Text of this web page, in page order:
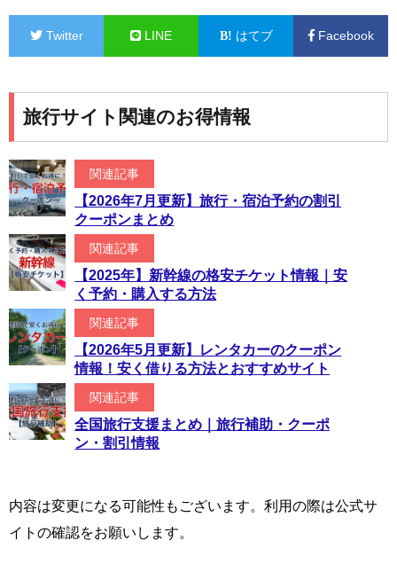
Twitter LINE はてブ Facebook
旅行サイト関連のお得情報
関連記事
【2026年7月更新】旅行・宿泊予約の割引
クーポンまとめ
関連記事
【2025年】新幹線の格安チケット情報｜安
く予約・購入する方法
関連記事
【2026年5月更新】レンタカーのクーポン
情報！安く借りる方法とおすすめサイト
関連記事
全国旅行支援まとめ｜旅行補助・クーポ
ン・割引情報
内容は変更になる可能性もございます。利用の際は公式サ
イトの確認をお願いします。